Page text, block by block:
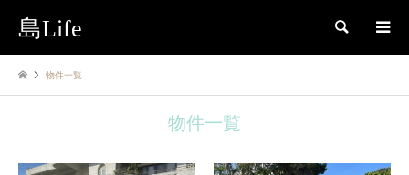
島Life 検索
物件一覧
物件一覧